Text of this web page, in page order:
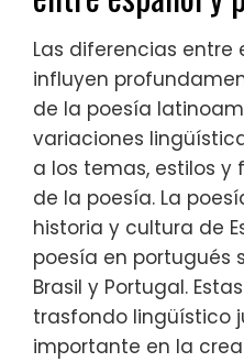
Las diferencias entre
influyen
de la poesía
variaciones
a los temas, estilos y
de la poesía. La
historia y cultura de
poesía en portugués
Brasil y Portugal.
trasfondo lingüístico
importante en la